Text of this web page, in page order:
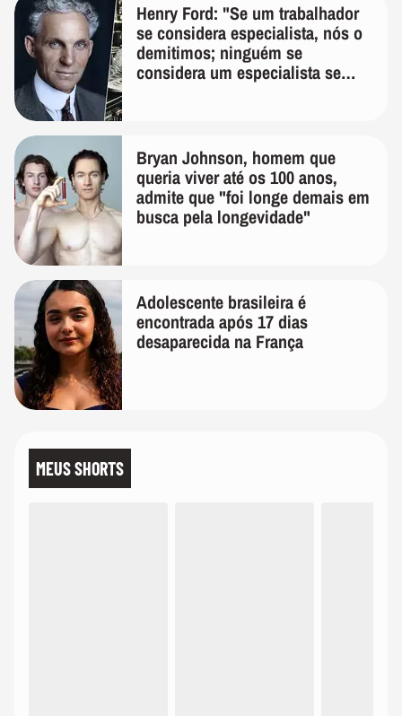
Henry Ford: "Se um trabalhador
se considera especialista, nós o
demitimos; ninguém se
considera um especialista se
Bryan Johnson, homem que
queria viver até os 100 anos,
admite que "foi longe demais em
busca pela longevidade"
Adolescente brasileira é
encontrada após 17 dias
desaparecida na França
MEUS SHORTS